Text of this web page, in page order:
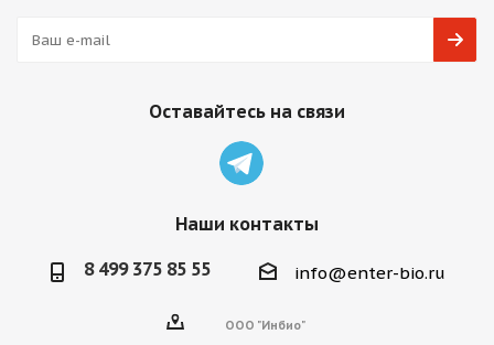
Оставайтесь на связи
Наши контакты
8 499 375 85 55 info@enter-bio.ru
ООО "Инбио"